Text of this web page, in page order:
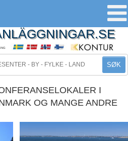
SØK
I
OG MANGE ANDRE